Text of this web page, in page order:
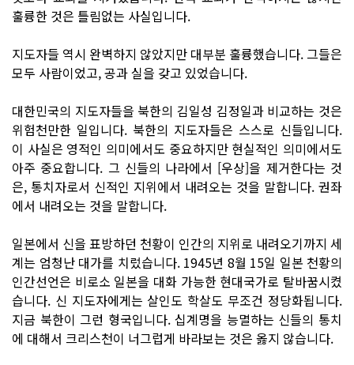
훌륭한 것은 틀림없는 사실입니다.
지도자들 역시 완벽하지 않았지만 대부분 훌륭했습니다. 그들은
모두 사람이었고, 공과 실을 갖고 있었습니다.
대한민국의 지도자들을 북한의 김일성 김정일과 비교하는 것은
위험천만한 일입니다. 북한의 지도자들은 스스로 신들입니다.
이 사실은 영적인 의미에서도 중요하지만 현실적인 의미에서도
아주 중요합니다. 그 신들의 나라에서 [우상]을 제거한다는 것
은, 통치자로서 신적인 지위에서 내려오는 것을 말합니다. 권좌
에서 내려오는 것을 말합니다.
일본에서 신을 표방하던 천황이 인간의 지위로 내려오기까지 세
계는 엄청난 대가를 치렀습니다. 1945년 8월 15일 일본 천황의
인간선언은 비로소 일본을 대화 가능한 현대국가로 탈바꿈시켰
습니다. 신 지도자에게는 살인도 학살도 무조건 정당화됩니다.
지금 북한이 그런 형국입니다. 십계명을 능멸하는 신들의 통치
에 대해서 크리스천이 너그럽게 바라보는 것은 옳지 않습니다.